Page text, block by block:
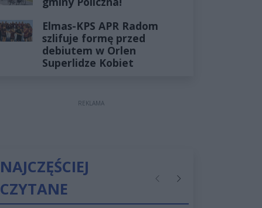
Elmas-KPS APR Radom
szlifuje formę przed
debiutem w Orlen
Superlidze Kobiet
REKLAMA
NAJCZĘŚCIEJ
CZYTANE
PoprzednieNastępne